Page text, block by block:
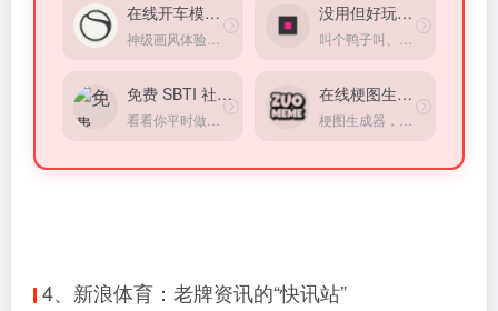
在线开车模拟器 没用但好玩的小游戏
免费 SBTI 社交性格测试 在线梗图生成器
4、新浪体育：老牌资讯的“快讯站”